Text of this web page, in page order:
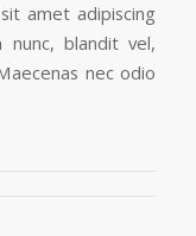
amet adipiscing
nunc, blandit vel,
nec odio